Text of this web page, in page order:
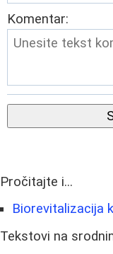
Komentar:
Pročitajte i...
Biorevitalizacija
Tekstovi na